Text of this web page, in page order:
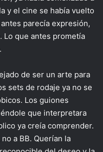
y el cine se había vuelto
parecía expresión,
Lo que antes prometía
de ser un arte para
sets de rodaje ya no se
Los guiones
que interpretara
ya creía comprender.
a BB. Querían la